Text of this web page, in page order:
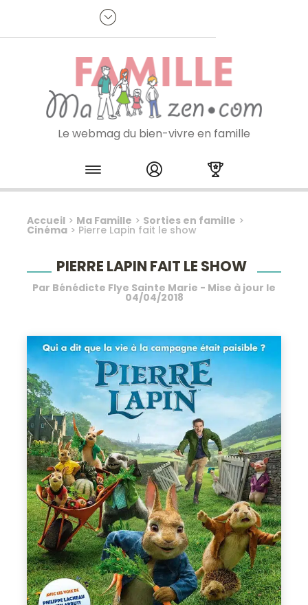
Je m'inscris à la newsletter
Le webmag du bien-vivre en famille
Skip to content
Accueil > Ma Famille > Sorties en famille >
Cinéma > Pierre Lapin fait le show
PIERRE LAPIN FAIT LE SHOW
Par Bénédicte Flye Sainte Marie - Mise à jour le
04/04/2018
Panneau de gestion des cookies